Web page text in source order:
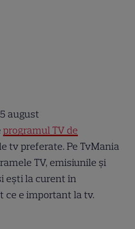
august
programul TV de
tv preferate. Pe TvMania
TV, emisiunile și
ești la curent în
ce e important la tv.